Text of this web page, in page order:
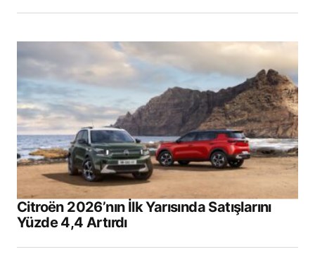
Citroën 2026’nın İlk Yarısında Satışlarını
Yüzde 4,4 Artırdı